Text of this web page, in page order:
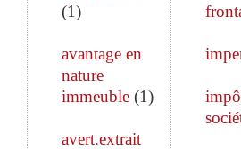
(1)
avantage en
nature
immeuble (1)
avert.extrait